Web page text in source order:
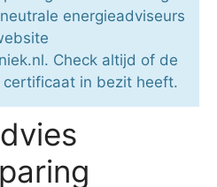
energieadviseurs
Check altijd of de
in bezit heeft.